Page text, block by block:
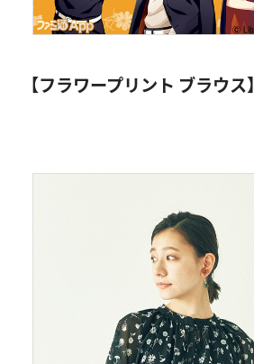
【フラワープリント ブラウス】